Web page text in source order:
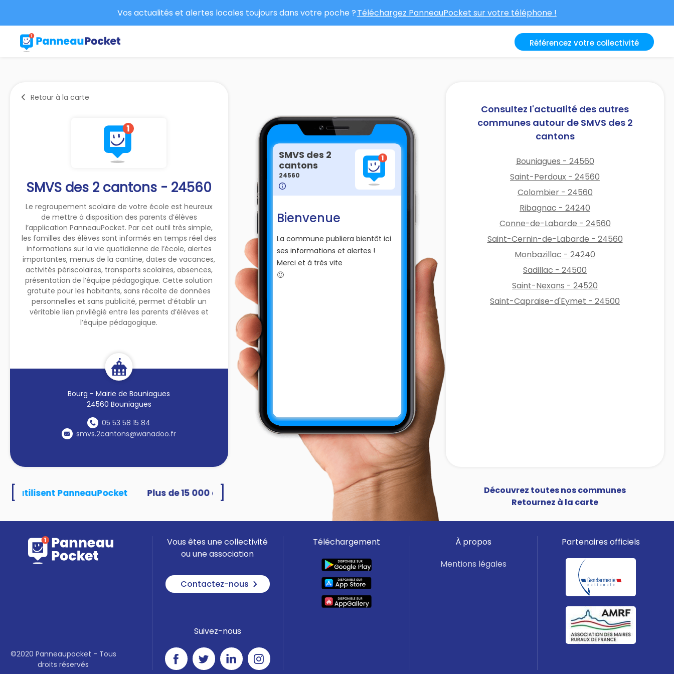
Vos actualités et alertes locales toujours dans votre poche ?Téléchargez PanneauPocket sur votre téléphone !
Référencez votre collectivité
Retour à la carte
SMVS des 2 cantons - 24560
Le regroupement scolaire de votre école est heureux
de mettre à disposition des parents d’élèves
l’application PanneauPocket. Par cet outil très simple,
les familles des élèves sont informés en temps réel des
informations sur la vie quotidienne de l’école, alertes
importantes, menus de la cantine, dates de vacances,
activités périscolaires, transports scolaires, absences,
présentation de l’équipe pédagogique. Cette solution
gratuite pour les habitants, sans récolte de données
personnelles et sans publicité, permet d’établir un
véritable lien privilégié entre les parents d’élèves et
l’équipe pédagogique.
Bourg - Mairie de Bouniagues
24560 Bouniagues
05 53 58 15 84
smvs.2cantons@wanadoo.fr
SMVS des 2
cantons
24560
Bienvenue
La commune publiera bientôt ici
ses informations et alertes !
Merci et à très vite
🙂
Consultez l'actualité des autres
communes autour de SMVS des 2
cantons
Bouniagues - 24560
Saint-Perdoux - 24560
Colombier - 24560
Ribagnac - 24240
Conne-de-Labarde - 24560
Saint-Cernin-de-Labarde - 24560
Monbazillac - 24240
Sadillac - 24500
Saint-Nexans - 24520
Saint-Capraise-d'Eymet - 24500
utilisent PanneauPocket
Découvrez toutes nos communes
Retournez à la carte
©2020 Panneaupocket - Tous
droits réservés
Vous êtes une collectivité
ou une association
Contactez-nous
Suivez-nous
Téléchargement
À propos
Mentions légales
Partenaires officiels